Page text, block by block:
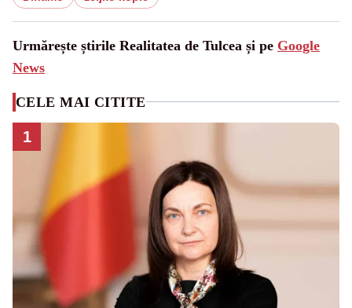
Urmărește știrile Realitatea de Tulcea și pe Google
News
CELE MAI CITITE
1